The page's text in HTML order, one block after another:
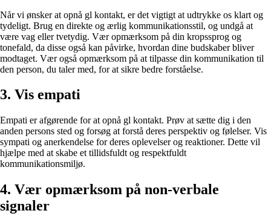
Når vi ønsker at opnå gl kontakt, er det vigtigt at udtrykke os klart og
tydeligt. Brug en direkte og ærlig kommunikationsstil, og undgå at
være vag eller tvetydig. Vær opmærksom på din kropssprog og
tonefald, da disse også kan påvirke, hvordan dine budskaber bliver
modtaget. Vær også opmærksom på at tilpasse din kommunikation til
den person, du taler med, for at sikre bedre forståelse.
3. Vis empati
Empati er afgørende for at opnå gl kontakt. Prøv at sætte dig i den
anden persons sted og forsøg at forstå deres perspektiv og følelser. Vis
sympati og anerkendelse for deres oplevelser og reaktioner. Dette vil
hjælpe med at skabe et tillidsfuldt og respektfuldt
kommunikationsmiljø.
4. Vær opmærksom på non-verbale
signaler